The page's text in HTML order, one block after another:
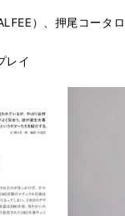
）、押尾コータ
レイ